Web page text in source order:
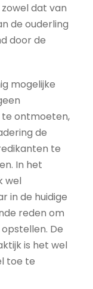
dat van
de ouderling
door de
mogelijke
ontmoeten,
de
te
In het
wel
in de huidige
reden om
De
is het wel
toe te